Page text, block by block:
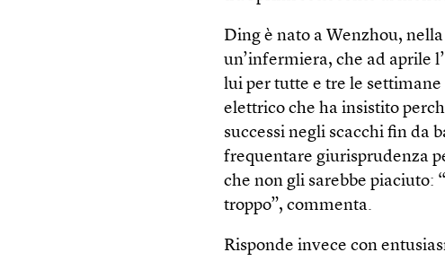
Ding è nato a Wenzhou,
un’infermiera, che ad aprile
lui per tutte e tre le
elettrico che ha insistito
successi negli scacchi fin da
frequentare giurisprudenza
che non gli sarebbe piaciuto:
troppo”, commenta.
Risponde invece con